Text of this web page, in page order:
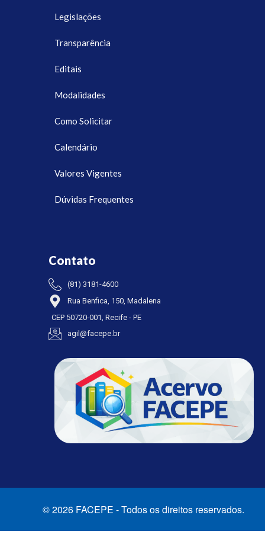
Legislações
Transparência
Editais
Modalidades
Como Solicitar
Calendário
Valores Vigentes
Dúvidas Frequentes
Contato
(81) 3181-4600
Rua Benfica, 150, Madalena
CEP 50720-001, Recife - PE
agil@facepe.br
© 2026 FACEPE - Todos os direitos reservados.